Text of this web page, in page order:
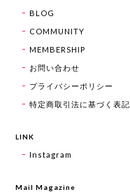
BLOG
COMMUNITY
MEMBERSHIP
お問い合わせ
プライバシーポリシー
特定商取引法に基づく表記
LINK
Instagram
Mail Magazine